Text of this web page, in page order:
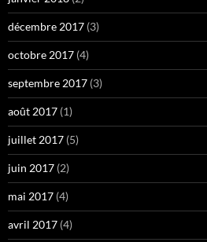
décembre 2017 (3)
octobre 2017 (4)
septembre 2017 (3)
août 2017 (1)
juillet 2017 (5)
juin 2017 (2)
mai 2017 (4)
avril 2017 (4)